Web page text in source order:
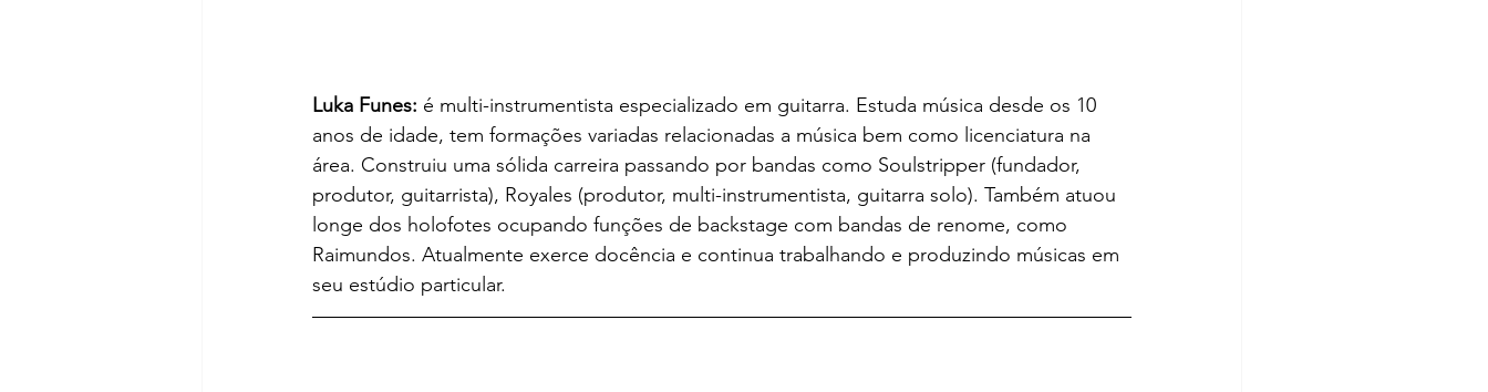
Luka Funes: é multi-instrumentista especializado em guitarra. Estuda música desde os 10
anos de idade, tem formações variadas relacionadas a música bem como licenciatura na
área. Construiu uma sólida carreira passando por bandas como Soulstripper (fundador,
produtor, guitarrista), Royales (produtor, multi-instrumentista, guitarra solo). Também atuou
longe dos holofotes ocupando funções de backstage com bandas de renome, como
Raimundos. Atualmente exerce docência e continua trabalhando e produzindo músicas em
seu estúdio particular.